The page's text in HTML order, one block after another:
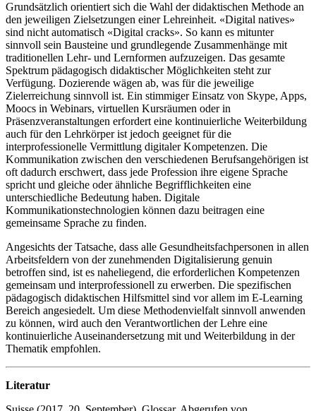
Grundsätzlich orientiert sich die Wahl der didaktischen Methode an
den jeweiligen Zielsetzungen einer Lehreinheit. «Digital natives»
sind nicht automatisch «Digital cracks». So kann es mitunter
sinnvoll sein Bausteine und grundlegende Zusammenhänge mit
traditionellen Lehr- und Lernformen aufzuzeigen. Das gesamte
Spektrum pädagogisch didaktischer Möglichkeiten steht zur
Verfügung. Dozierende wägen ab, was für die jeweilige
Zielerreichung sinnvoll ist. Ein stimmiger Einsatz von Skype, Apps,
Moocs in Webinars, virtuellen Kursräumen oder in
Präsenzveranstaltungen erfordert eine kontinuierliche Weiterbildung
auch für den Lehrkörper ist jedoch geeignet für die
interprofessionelle Vermittlung digitaler Kompetenzen. Die
Kommunikation zwischen den verschiedenen Berufsangehörigen ist
oft dadurch erschwert, dass jede Profession ihre eigene Sprache
spricht und gleiche oder ähnliche Begrifflichkeiten eine
unterschiedliche Bedeutung haben. Digitale
Kommunikationstechnologien können dazu beitragen eine
gemeinsame Sprache zu finden.
Angesichts der Tatsache, dass alle Gesundheitsfachpersonen in allen
Arbeitsfeldern von der zunehmenden Digitalisierung genuin
betroffen sind, ist es naheliegend, die erforderlichen Kompetenzen
gemeinsam und interprofessionell zu erwerben. Die spezifischen
pädagogisch didaktischen Hilfsmittel sind vor allem im E-Learning
Bereich angesiedelt. Um diese Methodenvielfalt sinnvoll anwenden
zu können, wird auch den Verantwortlichen der Lehre eine
kontinuierliche Auseinandersetzung mit und Weiterbildung in der
Thematik empfohlen.
Literatur